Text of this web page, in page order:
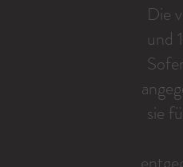
Die
und
sie